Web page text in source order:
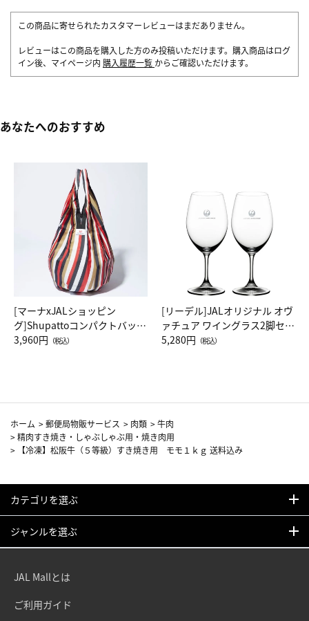
この商品に寄せられたカスタマーレビューはまだありません。
レビューはこの商品を購入した方のみ投稿いただけます。購入商品はログ
イン後、マイページ内 購入履歴一覧 からご確認いただけます。
あなたへのおすすめ
[マーナxJALショッピン
グ]Shupattoコンパクトバッグ
Drop JAL客室乗務員（LC）ス
3,960円 （税込）
[リーデル]JALオリジナル オヴ
ァチュア ワイングラス2脚セッ
ト（レッドワイン）
5,280円 （税込）
ホーム >郵便局物販サービス > 肉類 >牛肉
>精肉すき焼き・しゃぶしゃぶ用・焼き肉用
>
【冷凍】松阪牛（５等級）すき焼き用 モモ１ｋｇ 送料込み
カテゴリを選ぶ
ジャンルを選ぶ
JAL Mallとは
ご利用ガイド